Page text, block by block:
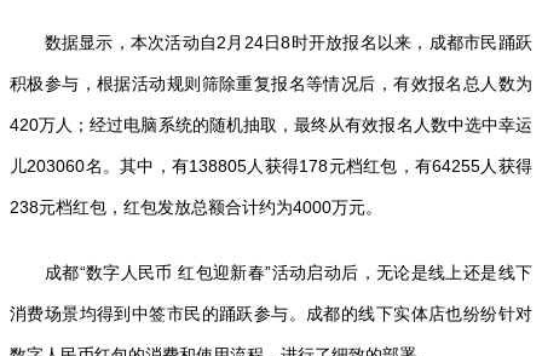
数据显示，本次活动自2月24日8时开放报名以来，成都市民踊跃
积极参与，根据活动规则筛除重复报名等情况后，有效报名总人数为
420万人；经过电脑系统的随机抽取，最终从有效报名人数中选中幸运
儿203060名。其中，有138805人获得178元档红包，有64255人获得
238元档红包，红包发放总额合计约为4000万元。
成都“数字人民币 红包迎新春”活动启动后，无论是线上还是线下
消费场景均得到中签市民的踊跃参与。成都的线下实体店也纷纷针对